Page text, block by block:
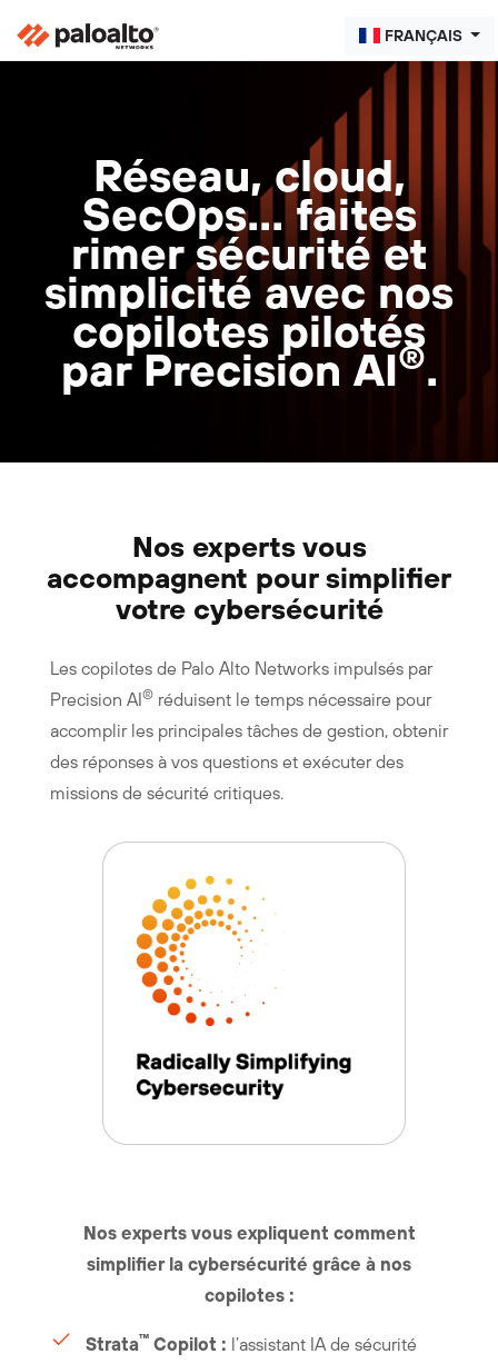
FRANÇAIS
Réseau, cloud,
SecOps… faites
rimer sécurité et
simplicité avec nos
copilotes pilotés
par Precision AI®.
Nos experts vous
accompagnent pour simplifier
votre cybersécurité
Les copilotes de Palo Alto Networks impulsés par
Precision AI® réduisent le temps nécessaire pour
accomplir les principales tâches de gestion, obtenir
des réponses à vos questions et exécuter des
missions de sécurité critiques.
Nos experts vous expliquent comment
simplifier la cybersécurité grâce à nos
copilotes :
Strata™ Copilot : l’assistant IA de sécurité